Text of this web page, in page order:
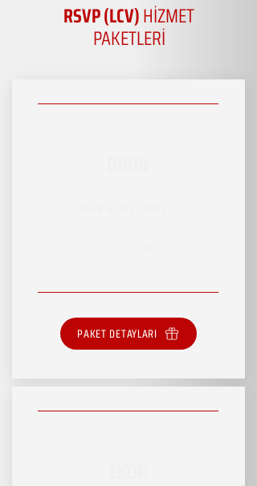
RSVP (LCV)HİZMET
PAKETLERİ
PAKET DETAYLARI